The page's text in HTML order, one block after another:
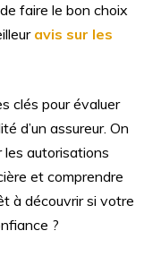
faire le bon choix
avis sur les
clés pour évaluer
d’un assureur. On
autorisations
et comprendre
à découvrir si votre
?